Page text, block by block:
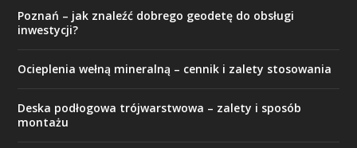
Poznań – jak znaleźć dobrego geodetę do obsługi
inwestycji?
Ocieplenia wełną mineralną – cennik i zalety stosowania
Deska podłogowa trójwarstwowa – zalety i sposób
montażu